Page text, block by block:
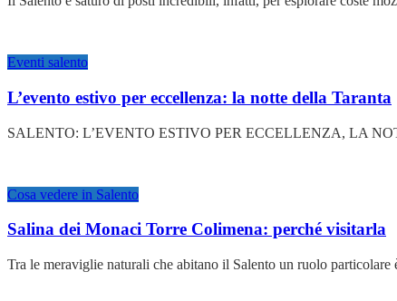
Eventi salento
L’evento estivo per eccellenza: la notte della Taranta
SALENTO: L’EVENTO ESTIVO PER ECCELLENZA, LA
Cosa vedere in Salento
Salina dei Monaci Torre Colimena: perché visitarla
Tra le meraviglie naturali che abitano il Salento un ruolo